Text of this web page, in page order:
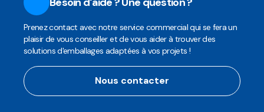
Prenez contact avec notre service commercial qui se fera un
plaisir de vous conseiller et de vous aider à trouver des
solutions d'emballages adaptées à vos projets !
Nous contacter